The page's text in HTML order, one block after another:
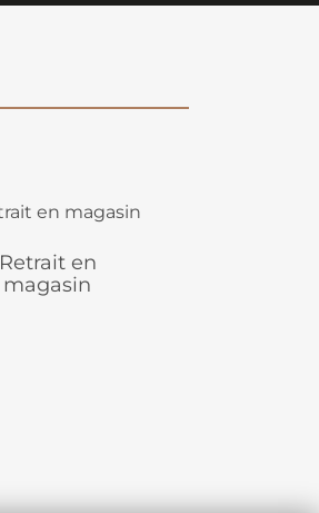
Retrait en
magasin